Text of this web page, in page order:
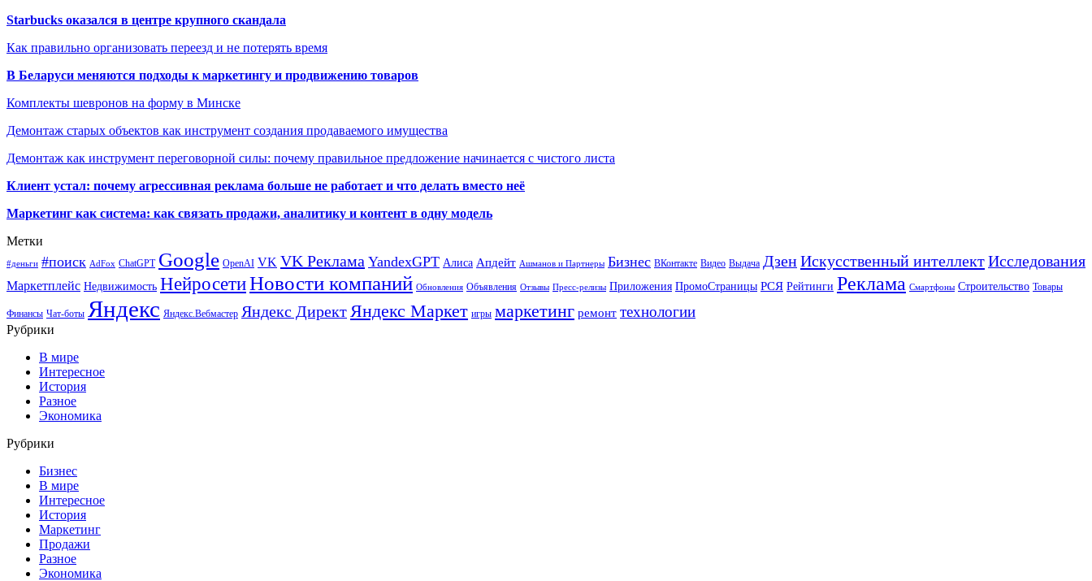
Starbucks оказался в центре крупного скандала
Как правильно организовать переезд и не потерять время
В Беларуси меняются подходы к маркетингу и продвижению товаров
Комплекты шевронов на форму в Минске
Демонтаж старых объектов как инструмент создания продаваемого имущества
Демонтаж как инструмент переговорной силы: почему правильное предложение начинается с чистого листа
Клиент устал: почему агрессивная реклама больше не работает и что делать вместо неё
Маркетинг как система: как связать продажи, аналитику и контент в одну модель
Метки
#деньги #поиск AdFox ChatGPT Google OpenAI VK VK Реклама YandexGPT Алиса Апдейт Ашманов и Партнеры Бизнес ВКонтакте Видео Выдача ДзенИскусственный интеллектИсследования
Маркетплейс Недвижимость НейросетиНовости компаний Обновления Объявления Отзывы Пресс-релизы Приложения ПромоСтраницы РСЯ Рейтинги Реклама Смартфоны Строительство Товары
Финансы Чат-боты Яндекс Яндекс.Вебмастер Яндекс Директ Яндекс Маркет игры маркетинг ремонт технологии
Рубрики
В мире
Интересное
История
Разное
Экономика
Рубрики
Бизнес
В мире
Интересное
История
Маркетинг
Продажи
Разное
Экономика